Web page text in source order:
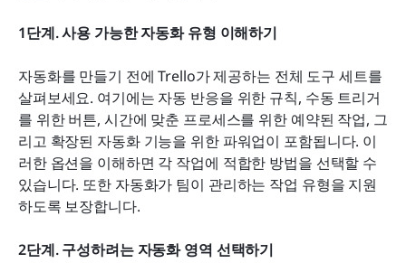
1단계. 사용 가능한 자동화 유형 이해하기
자동화를 만들기 전에 Trello가 제공하는 전체 도구 세트를
살펴보세요. 여기에는 자동 반응을 위한 규칙, 수동 트리거
를 위한 버튼, 시간에 맞춘 프로세스를 위한 예약된 작업, 그
리고 확장된 자동화 기능을 위한 파워업이 포함됩니다. 이
러한 옵션을 이해하면 각 작업에 적합한 방법을 선택할 수
있습니다. 또한 자동화가 팀이 관리하는 작업 유형을 지원
하도록 보장합니다.
2단계. 구성하려는 자동화 영역 선택하기